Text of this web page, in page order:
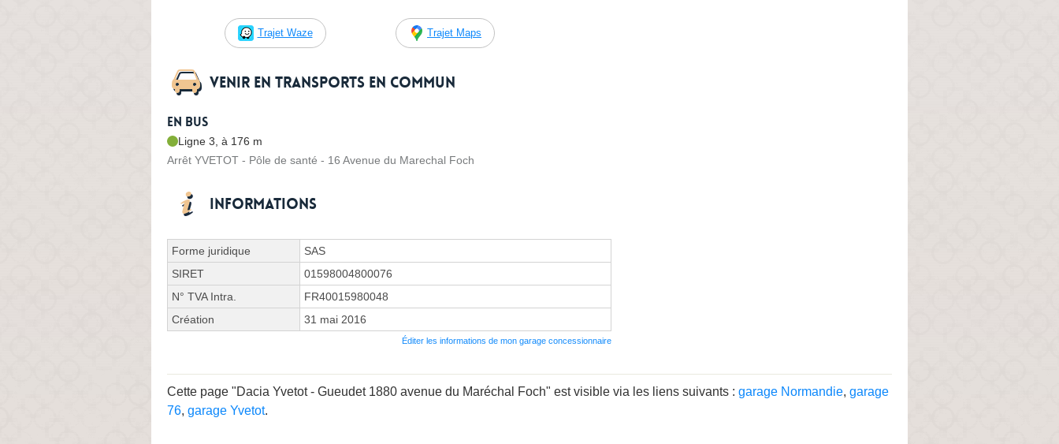
Trajet Waze Trajet Maps
Venir en transports en commun
En bus
Ligne 3, à 176 m
Arrêt YVETOT - Pôle de santé - 16 Avenue du Marechal Foch
Informations
Forme juridique
SAS
SIRET
01598004800076
N° TVA Intra.
FR40015980048
Création
31 mai 2016
Éditer les informations de mon garage concessionnaire
Cette page "Dacia Yvetot - Gueudet 1880 avenue du Maréchal Foch" est visible via les liens suivants : garage Normandie, garage
76, garage Yvetot.